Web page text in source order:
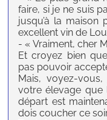
faire, si je ne suis
jusqu’à la maison
excellent vin de
- « Vraiment, cher
Et croyez bien
pas pouvoir
Mais, voyez-
votre élevage que
départ est
dois coucher ce